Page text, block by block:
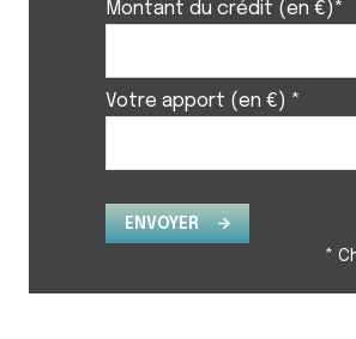
Montant du crédit (en €)*
Votre apport (en €) *
ENVOYER
*